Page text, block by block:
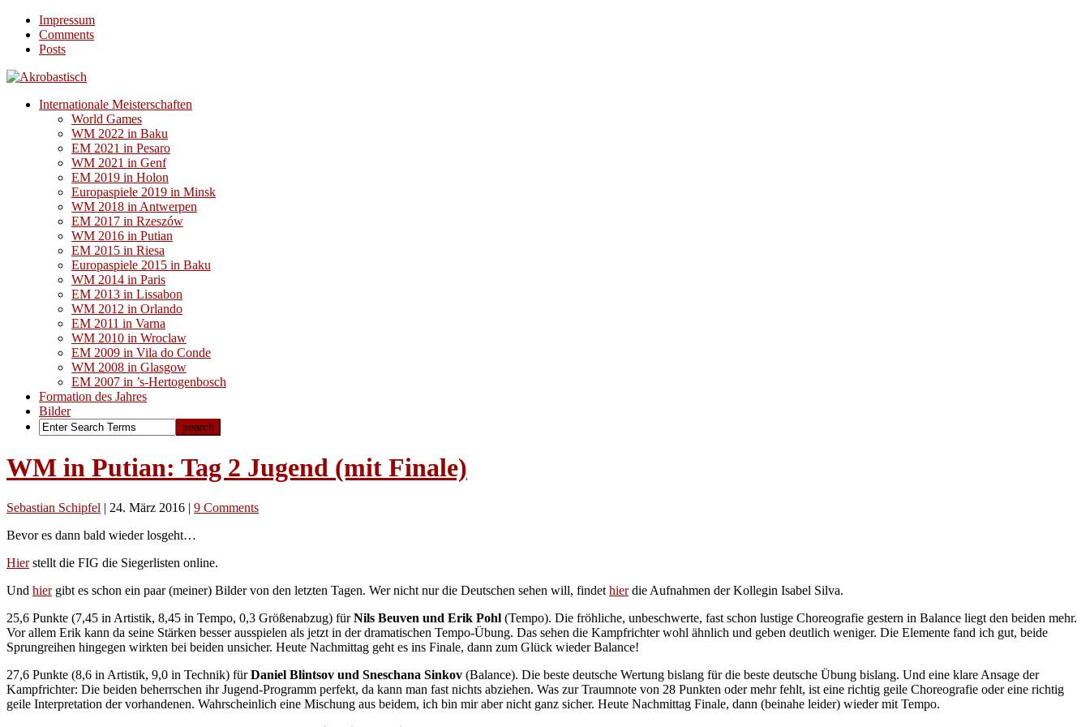
Impressum
Comments
Posts
Internationale Meisterschaften
World Games
WM 2022 in Baku
EM 2021 in Pesaro
WM 2021 in Genf
EM 2019 in Holon
Europaspiele 2019 in Minsk
WM 2018 in Antwerpen
EM 2017 in Rzeszów
WM 2016 in Putian
EM 2015 in Riesa
Europaspiele 2015 in Baku
WM 2014 in Paris
EM 2013 in Lissabon
WM 2012 in Orlando
EM 2011 in Varna
WM 2010 in Wroclaw
EM 2009 in Vila do Conde
WM 2008 in Glasgow
EM 2007 in ’s-Hertogenbosch
Formation des Jahres
Bilder
WM in Putian: Tag 2 Jugend (mit Finale)
Sebastian Schipfel | 24. März 2016 | 9 Comments
Bevor es dann bald wieder losgeht…
Hierstellt die FIG die Siegerlisten online.
Und hiergibt es schon ein paar (meiner) Bilder von den letzten Tagen. Wer nicht nur die Deutschen sehen will, findet hierdie Aufnahmen der Kollegin Isabel Silva.
25,6 Punkte (7,45 in Artistik, 8,45 in Tempo, 0,3 Größenabzug) fürNils Beuven und Erik Pohl (Tempo). Die fröhliche, unbeschwerte, fast schon lustige Choreografie gestern in Balance liegt den beiden mehr.
Vor allem Erik kann da seine Stärken besser ausspielen als jetzt in der dramatischen Tempo-Übung. Das sehen die Kampfrichter wohl ähnlich und geben deutlich weniger. Die Elemente fand ich gut, beide
Sprungreihen hingegen wirkten bei beiden unsicher. Heute Nachmittag geht es ins Finale, dann zum Glück wieder Balance!
27,6 Punkte (8,6 in Artistik, 9,0 in Technik) fürDaniel Blintsov und Sneschana Sinkov (Balance). Die beste deutsche Wertung bislang für die beste deutsche Übung bislang. Und eine klare Ansage der
Kampfrichter: Die beiden beherrschen ihr Jugend-Programm perfekt, da kann man fast nichts abziehen. Was zur Traumnote von 28 Punkten oder mehr fehlt, ist eine richtig geile Choreografie oder eine richtig
geile Interpretation der vorhandenen. Wahrscheinlich eine Mischung aus beidem, ich bin mir aber nicht ganz sicher. Heute Nachmittag Finale, dann (beinahe leider) wieder mit Tempo.